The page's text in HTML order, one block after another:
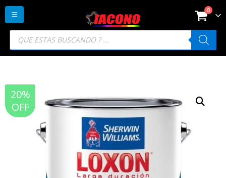
Búsqueda
productos
0
20%
OFF